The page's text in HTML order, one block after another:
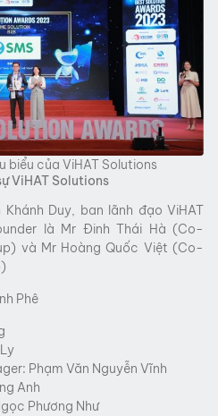
biểu của ViHAT Solutions
ViHAT Solutions
Duy, ban lãnh đạo ViHAT
là Mr Đinh Thái Hà (Co-
và Mr Hoàng Quốc Việt (Co-
Phê
Phạm Văn Nguyễn Vĩnh
Anh
Phương Như